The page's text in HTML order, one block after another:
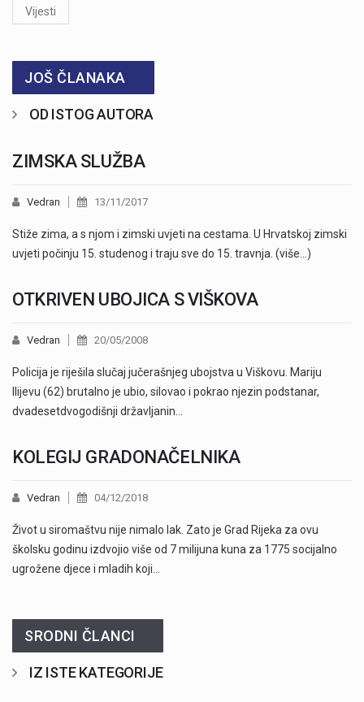
Vijesti
JOŠ ČLANAKA
OD ISTOG AUTORA
ZIMSKA SLUŽBA
Vedran 13/11/2017
Stiže zima, a s njom i zimski uvjeti na cestama. U Hrvatskoj zimski
uvjeti počinju 15. studenog i traju sve do 15. travnja. (više…)
OTKRIVEN UBOJICA S VIŠKOVA
Vedran 20/05/2008
Policija je riješila slučaj jučerašnjeg ubojstva u Viškovu. Mariju
Ilijevu (62) brutalno je ubio, silovao i pokrao njezin podstanar,
dvadesetdvogodišnji državljanin…
KOLEGIJ GRADONAČELNIKA
Vedran 04/12/2018
Život u siromaštvu nije nimalo lak. Zato je Grad Rijeka za ovu
školsku godinu izdvojio više od 7 milijuna kuna za 1775 socijalno
ugrožene djece i mladih koji…
SRODNI ČLANCI
IZ ISTE KATEGORIJE